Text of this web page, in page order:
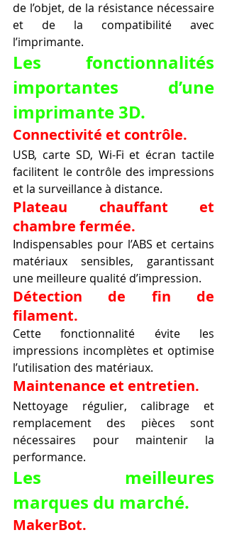
de l’objet, de la résistance nécessaire
et de la compatibilité avec
l’imprimante.
Les fonctionnalités
importantes d’une
imprimante 3D.
Connectivité et contrôle.
USB, carte SD, Wi-Fi et écran tactile
facilitent le contrôle des impressions
et la surveillance à distance.
Plateau chauffant et
chambre fermée.
Indispensables pour l’ABS et certains
matériaux sensibles, garantissant
une meilleure qualité d’impression.
Détection de fin de
filament.
Cette fonctionnalité évite les
impressions incomplètes et optimise
l’utilisation des matériaux.
Maintenance et entretien.
Nettoyage régulier, calibrage et
remplacement des pièces sont
nécessaires pour maintenir la
performance.
Les meilleures
marques du marché.
MakerBot.